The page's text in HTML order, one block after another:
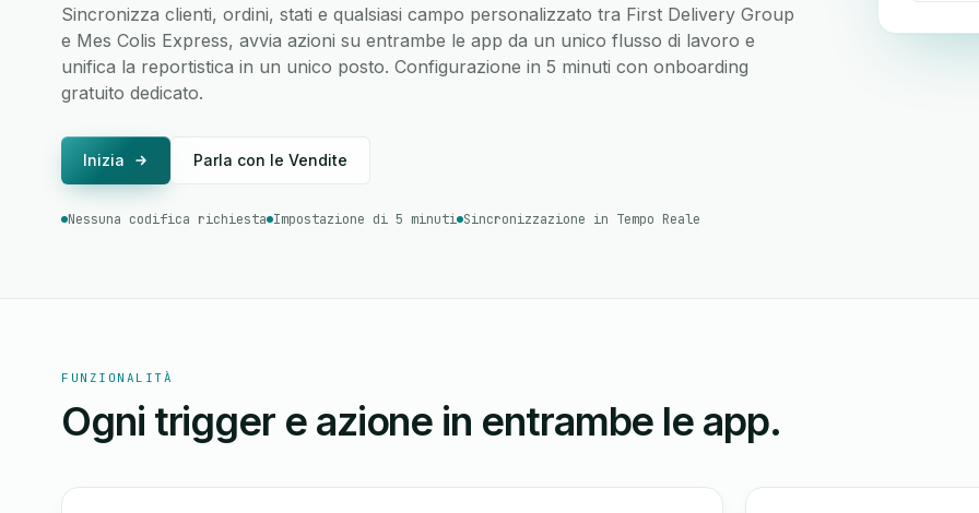
Sincronizza clienti, ordini, stati e qualsiasi campo personalizzato tra First Delivery Group
e Mes Colis Express, avvia azioni su entrambe le app da un unico flusso di lavoro e
unifica la reportistica in un unico posto. Configurazione in 5 minuti con onboarding
gratuito dedicato.
Inizia Parla con le Vendite
Nessuna codifica richiesta Impostazione di 5 minuti Sincronizzazione in Tempo Reale
FUNZIONALITÀ
Ogni trigger e azione in entrambe le app.